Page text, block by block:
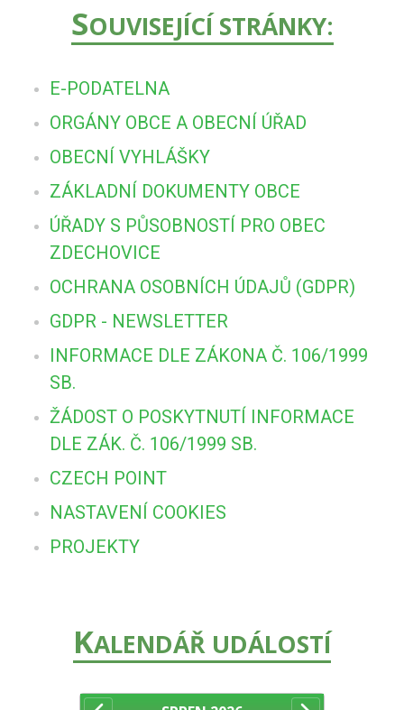
SOUVISEJÍCÍ STRÁNKY:
E-PODATELNA
ORGÁNY OBCE A OBECNÍ ÚŘAD
OBECNÍ VYHLÁŠKY
ZÁKLADNÍ DOKUMENTY OBCE
ÚŘADY S PŮSOBNOSTÍ PRO OBEC
ZDECHOVICE
OCHRANA OSOBNÍCH ÚDAJŮ (GDPR)
GDPR - NEWSLETTER
INFORMACE DLE ZÁKONA Č. 106/1999
SB.
ŽÁDOST O POSKYTNUTÍ INFORMACE
DLE ZÁK. Č. 106/1999 SB.
CZECH POINT
NASTAVENÍ COOKIES
PROJEKTY
KALENDÁŘ UDÁLOSTÍ